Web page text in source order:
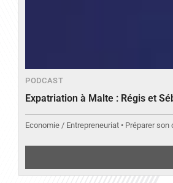
PODCAST
Expatriation à Malte : Régis et
Economie / Entrepreneuriat • Préparer